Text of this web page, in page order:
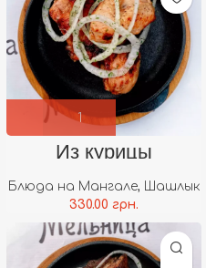
Из курицы
Блюда на Мангале, Шашлык
330.00 грн.